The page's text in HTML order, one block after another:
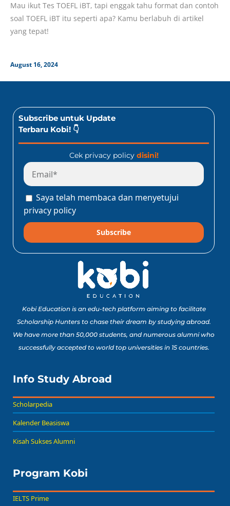
Mau ikut Tes TOEFL iBT, tapi enggak tahu format dan contoh
soal TOEFL iBT itu seperti apa? Kamu berlabuh di artikel
yang tepat!
August 16, 2024
Subscribe untuk Update
Terbaru Kobi! 👇
Cek privacy policy disini!
Saya telah membaca dan menyetujui
privacy policy
Subscribe
Kobi Education is an edu-tech platform aiming to facilitate
Scholarship Hunters to chase their dream by studying abroad.
We have more than 50,000 students, and numerous alumni who
successfully accepted to world top universities in 15 countries.
Info Study Abroad
Scholarpedia
Kalender Beasiswa
Kisah Sukses Alumni
Program Kobi
IELTS Prime